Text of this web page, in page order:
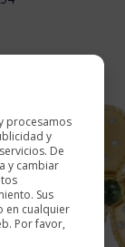
procesamos
y
De
y cambiar
Sus
en cualquier
Por favor,